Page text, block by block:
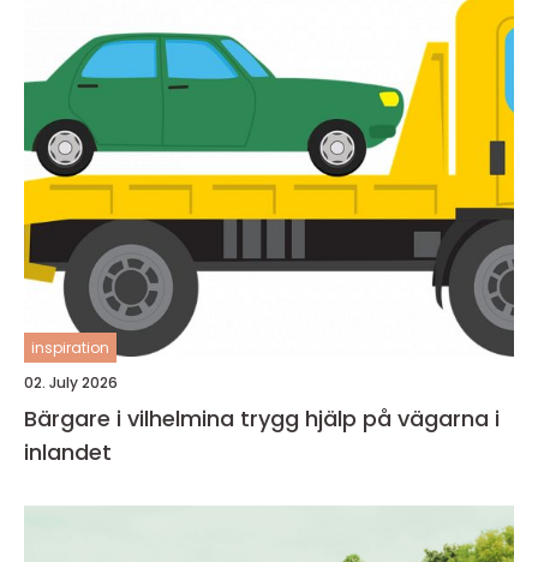
inspiration
02. July 2026
Bärgare i vilhelmina trygg hjälp på vägarna i
inlandet